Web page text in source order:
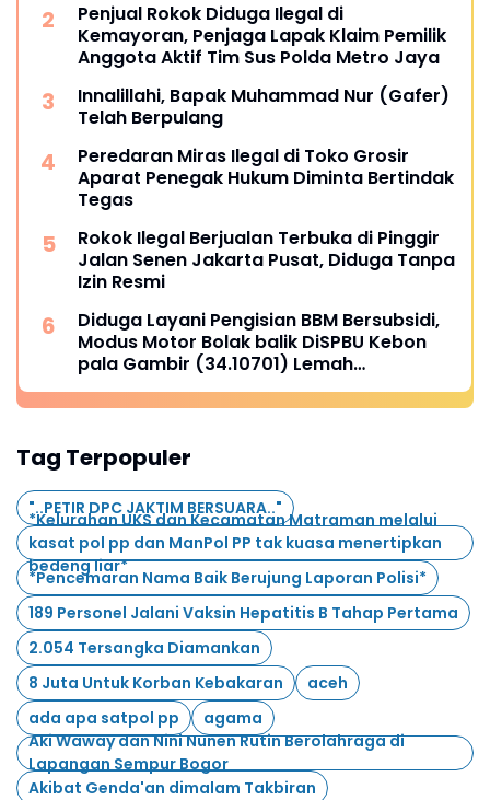
Penjual Rokok Diduga Ilegal di
Kemayoran, Penjaga Lapak Klaim Pemilik
Anggota Aktif Tim Sus Polda Metro Jaya
Innalillahi, Bapak Muhammad Nur (Gafer)
Telah Berpulang
Peredaran Miras Ilegal di Toko Grosir
Aparat Penegak Hukum Diminta Bertindak
Tegas
Rokok Ilegal Berjualan Terbuka di Pinggir
Jalan Senen Jakarta Pusat, Diduga Tanpa
Izin Resmi
Diduga Layani Pengisian BBM Bersubsidi,
Modus Motor Bolak balik DiSPBU Kebon
pala Gambir (34.10701) Lemah
Pengawasan.
Tag Terpopuler
"..PETIR DPC JAKTIM BERSUARA.."
*Kelurahan UKS dan Kecamatan Matraman melalui
kasat pol pp dan ManPol PP tak kuasa menertipkan
bedeng liar*
*Pencemaran Nama Baik Berujung Laporan Polisi*
189 Personel Jalani Vaksin Hepatitis B Tahap Pertama
2.054 Tersangka Diamankan
8 Juta Untuk Korban Kebakaran
aceh
ada apa satpol pp
agama
Aki Waway dan Nini Nunen Rutin Berolahraga di
Lapangan Sempur Bogor
Akibat Genda'an dimalam Takbiran